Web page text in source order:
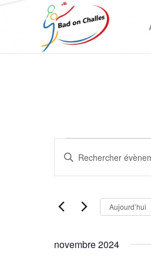
Recherche
et
navigation
de
vues
Évènements
Saisir
Rechercher
Évènements
mot-
Aujourd’hui
novembre 2024